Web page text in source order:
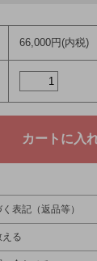
66,000円(内税)
表記（返品等）
る